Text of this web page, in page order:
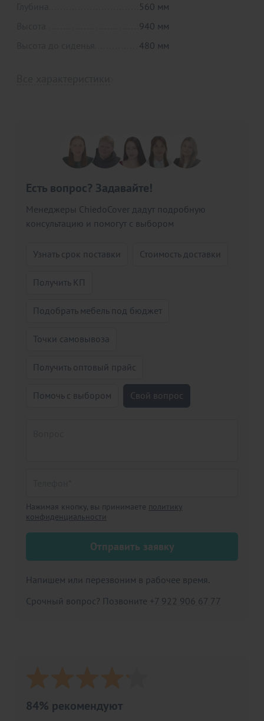
560 мм
940 мм
480 мм
Есть вопрос? Задавайте!
Менеджеры ChiedoCover дадут подробную
консультацию и помогут с выбором
Узнать срок поставки Стоимость доставки
Получить КП
Подобрать мебель под бюджет
Точки самовывоза
Получить оптовый прайс
Помочь с выбором Свой вопрос
Нажимая кнопку, вы принимаете политику
конфиденциальности
Отправить заявку
Напишем или перезвоним в рабочее время.
Срочный вопрос? Позвоните +7 922 906 67 77
84% рекомендуют